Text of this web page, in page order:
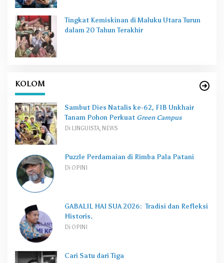
Tingkat Kemiskinan di Maluku Utara Turun
dalam 20 Tahun Terakhir
KOLOM
Sambut Dies Natalis ke-62, FIB Unkhair
Tanam Pohon Perkuat Green Campus
Di LINGUISTA, NEWS
Puzzle Perdamaian di Rimba Pala Patani
Di OPINI
GABALIL HAI SUA 2026: Tradisi dan Refleksi
Historis.
Di OPINI
Cari Satu dari Tiga